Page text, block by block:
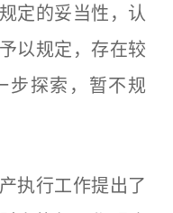
定的妥当性，认
以规定，存在较
步探索，暂不规
行工作提出了